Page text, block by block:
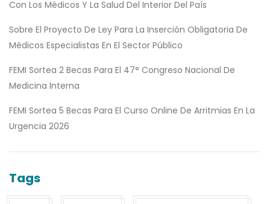
Con Los Médicos Y La Salud Del Interior Del País
Sobre El Proyecto De Ley Para La Inserción Obligatoria De
Médicos Especialistas En El Sector Público
FEMI Sortea 2 Becas Para El 47° Congreso Nacional De
Medicina Interna
FEMI Sortea 5 Becas Para El Curso Online De Arritmias En La
Urgencia 2026
Tags